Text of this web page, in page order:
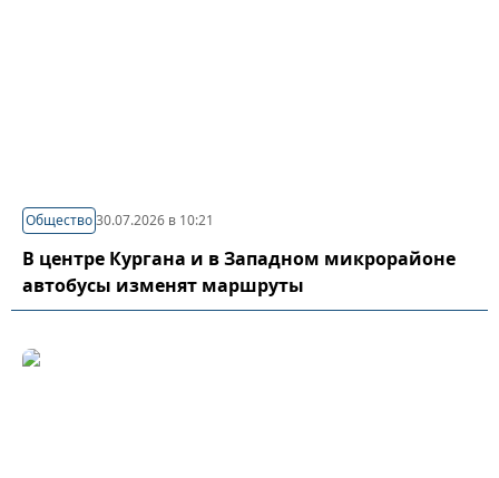
Общество30.07.2026 в 10:21
В центре Кургана и в Западном микрорайоне
автобусы изменят маршруты